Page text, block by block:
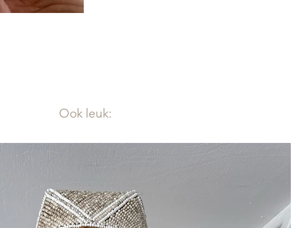
Ook leuk: